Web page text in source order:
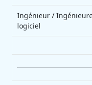
Ingénieur /
logiciel